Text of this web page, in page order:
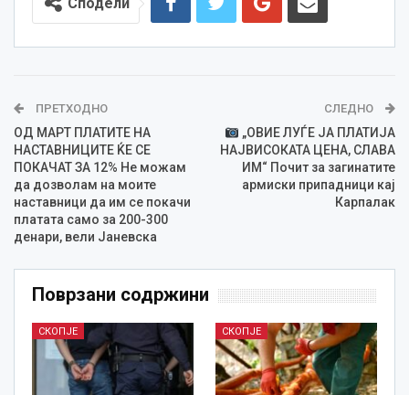
Сподели
ПРЕТХОДНО
ОД МАРТ ПЛАТИТЕ НА
НАСТАВНИЦИТЕ ЌЕ СЕ
ПОКАЧАТ ЗА 12% Не можам
да дозволам на моите
наставници да им се покачи
платата само за 200-300
денари, вели Јаневска
СЛЕДНО
„ОВИЕ ЛУЃЕ ЈА ПЛАТИЈА
НАЈВИСОКАТА ЦЕНА, СЛАВА
ИМ“ Почит за загинатите
армиски припадници кај
Карпалак
Поврзани содржини
СКОПЈЕ СКОПЈЕ